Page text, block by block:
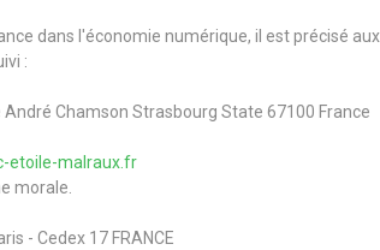
dans l'économie numérique, il est précisé
:
Chamson Strasbourg State 67100 France
etoile-malraux.fr
morale.
- Cedex 17 FRANCE